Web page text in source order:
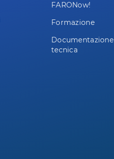
FARONow!
Formazione
Documentazione
tecnica